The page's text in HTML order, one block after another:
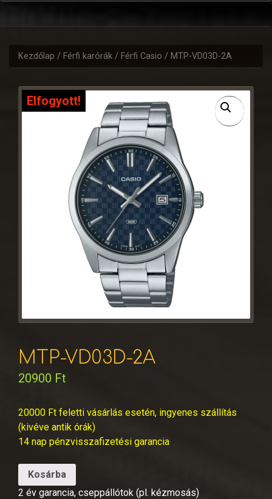
Kezdőlap / Férfi karórák / Férfi Casio / MTP-VD03D-2A
Elfogyott!
MTP-VD03D-2A
20900 Ft
20000 Ft feletti vásárlás esetén, ingyenes szállítás
(kivéve antik órák)
14 nap pénzvisszafizetési garancia
Kosárba
2 év garancia, cseppállótok (pl. kézmosás)